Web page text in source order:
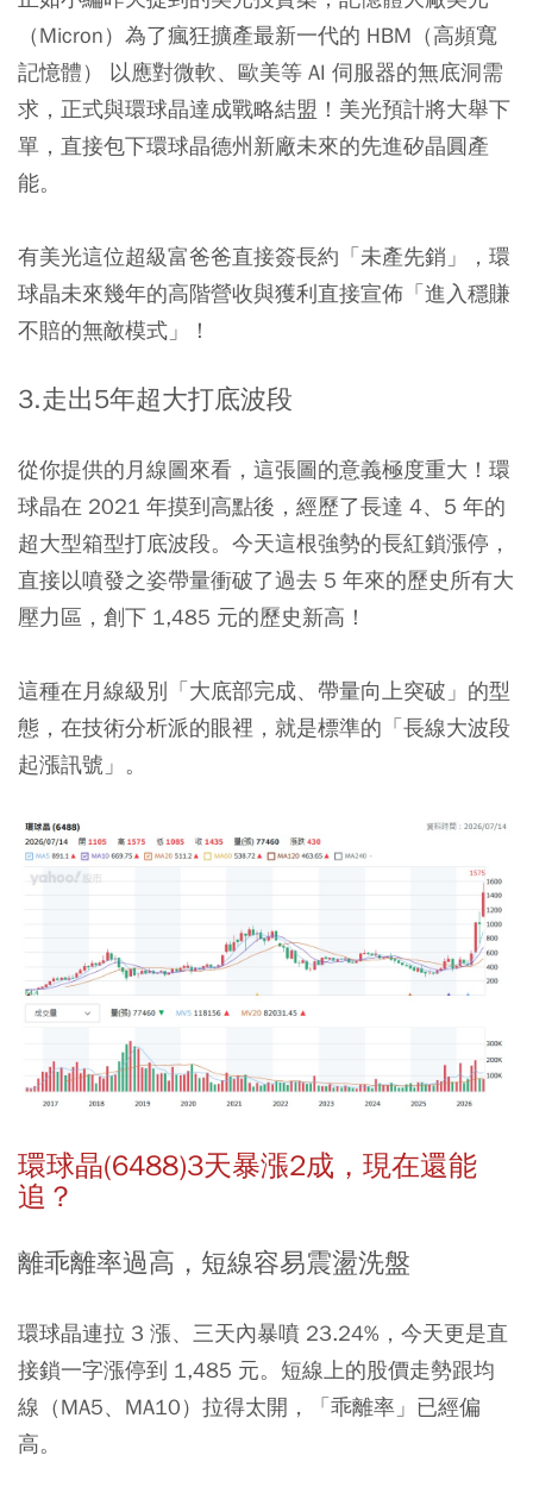
（Micron）為了瘋狂擴產最新一代的 HBM（高頻寬
記憶體） 以應對微軟、歐美等 AI 伺服器的無底洞需
求，正式與環球晶達成戰略結盟！美光預計將大舉下
單，直接包下環球晶德州新廠未來的先進矽晶圓產
能。
有美光這位超級富爸爸直接簽長約「未產先銷」，環
球晶未來幾年的高階營收與獲利直接宣佈「進入穩賺
不賠的無敵模式」！
3.走出5年超大打底波段
從你提供的月線圖來看，這張圖的意義極度重大！環
球晶在 2021 年摸到高點後，經歷了長達 4、5 年的
超大型箱型打底波段。今天這根強勢的長紅鎖漲停，
直接以噴發之姿帶量衝破了過去 5 年來的歷史所有大
壓力區，創下 1,485 元的歷史新高！
這種在月線級別「大底部完成、帶量向上突破」的型
態，在技術分析派的眼裡，就是標準的「長線大波段
起漲訊號」。
環球晶(6488)3天暴漲2成，現在還能
追？
離乖離率過高，短線容易震盪洗盤
環球晶連拉 3 漲、三天內暴噴 23.24%，今天更是直
接鎖一字漲停到 1,485 元。短線上的股價走勢跟均
線（MA5、MA10）拉得太開，「乖離率」已經偏
高。